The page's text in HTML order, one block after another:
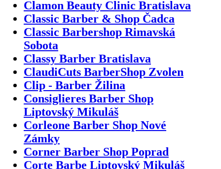
Clamon Beauty Clinic Bratislava
Classic Barber & Shop Čadca
Classic Barbershop Rimavská
Sobota
Classy Barber Bratislava
ClaudiCuts BarberShop Zvolen
Clip - Barber Žilina
Consiglieres Barber Shop
Liptovský Mikuláš
Corleone Barber Shop Nové
Zámky
Corner Barber Shop Poprad
Corte Barbe Liptovský Mikuláš